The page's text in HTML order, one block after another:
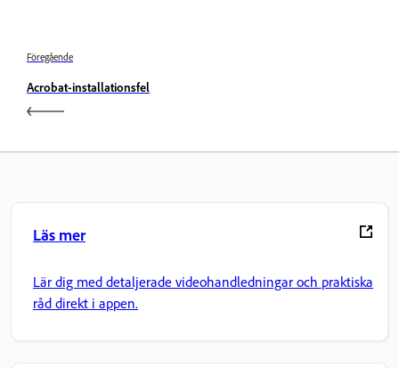
Föregående
Acrobat-installationsfel
Läs mer
Lär dig med detaljerade videohandledningar och praktiska
råd direkt i appen.